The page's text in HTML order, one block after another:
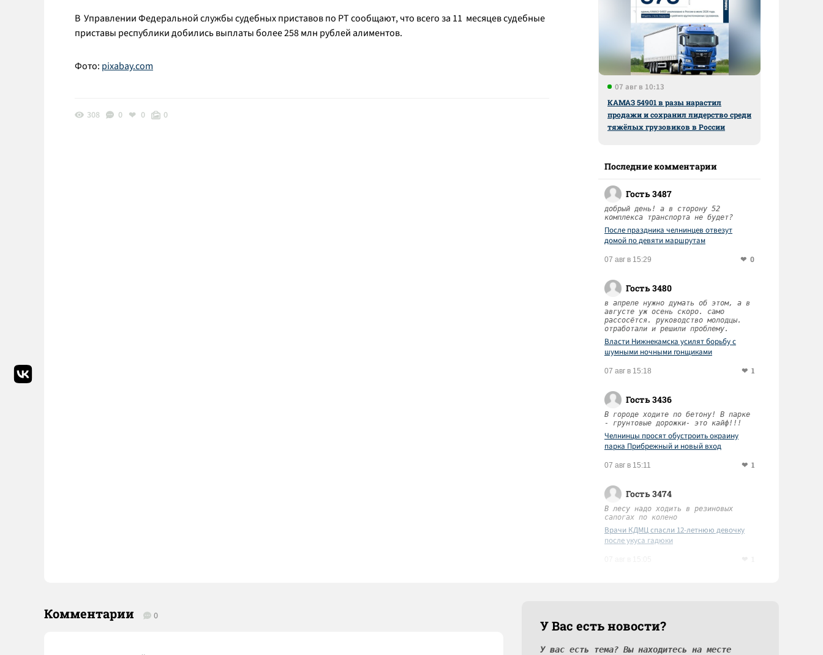
В Управлении Федеральной службы судебных приставов по РТ сообщают, что всего за 11 месяцев судебные
приставы республики добились выплаты более 258 млн рублей алиментов.
Фото: pixabay.com
308 0 0 0
07 авг в 10:13
КАМАЗ 54901 в разы нарастил
продажи и сохранил лидерство среди
тяжёлых грузовиков в России
Последние комментарии
Гость 3487
добрый день! а в сторону 52
комплекса транспорта не будет?
После праздника челнинцев отвезут
домой по девяти маршрутам
07 авг в 15:29 0
Гость 3480
в апреле нужно думать об этом, а в
августе уж осень скоро. само
рассосётся. руководство молодцы.
отработали и решили проблему.
Власти Нижнекамска усилят борьбу с
шумными ночными гонщиками
07 авг в 15:18 1
Гость 3436
В городе ходите по бетону! В парке
- грунтовые дорожки- это кайф!!!
Челнинцы просят обустроить окраину
парка Прибрежный и новый вход
07 авг в 15:11 1
Гость 3474
В лесу надо ходить в резиновых
сапогах по колено
Врачи КДМЦ спасли 12-летнюю девочку
после укуса гадюки
Комментарии 0
У Вас есть новости?
У вас есть тема? Вы находитесь на месте